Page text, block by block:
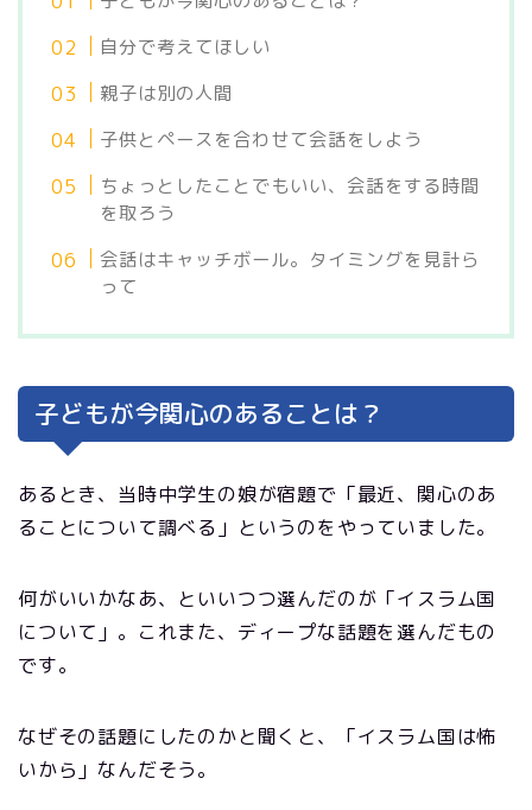
自分で考えてほしい
親子は別の人間
子供とペースを合わせて会話をしよう
ちょっとしたことでもいい、会話をする時間
を取ろう
会話はキャッチボール。タイミングを見計ら
って
子どもが今関心のあることは？
あるとき、当時中学生の娘が宿題で「最近、関心のあ
ることについて調べる」というのをやっていました。
何がいいかなあ、といいつつ選んだのが「イスラム国
について」。これまた、ディープな話題を選んだもの
です。
なぜその話題にしたのかと聞くと、「イスラム国は怖
いから」なんだそう。